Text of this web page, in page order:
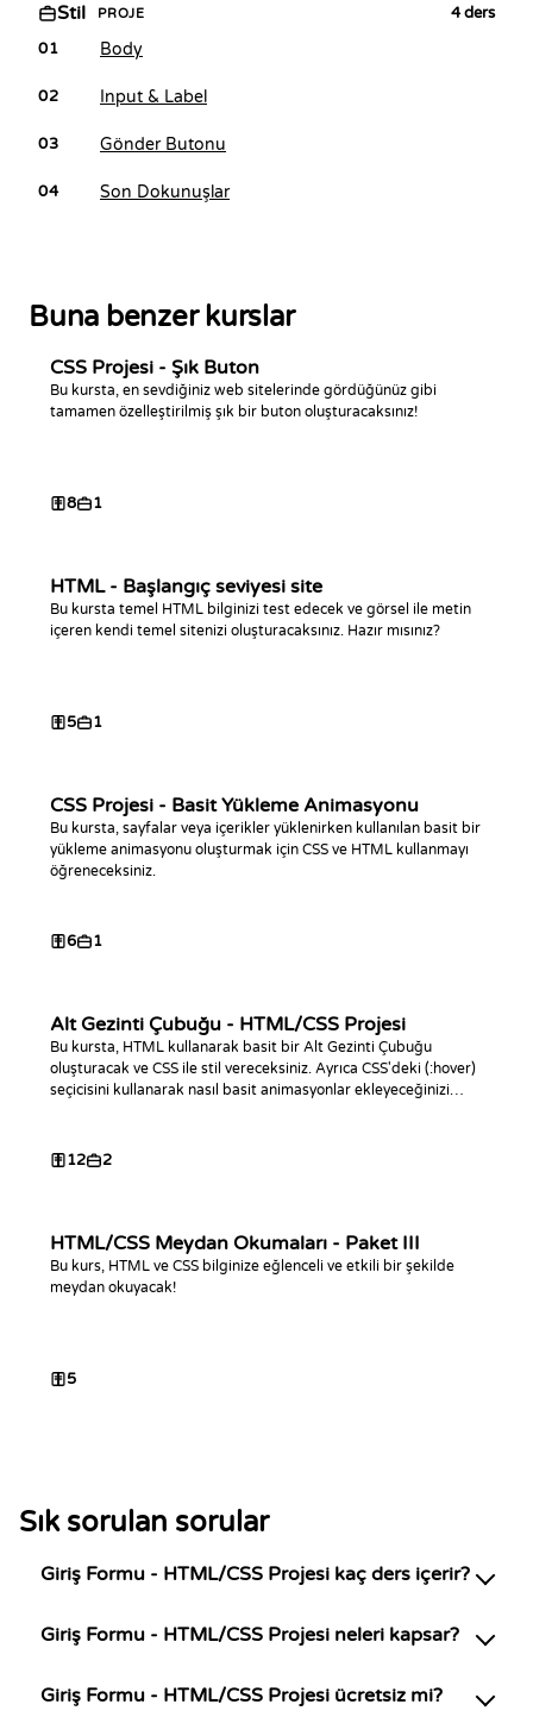
Stil PROJE 4ders
01
Body
02 Input & Label
03 Gönder Butonu
04 Son Dokunuşlar
Buna benzer kurslar
CSS Projesi - Şık Buton
Bu kursta, en sevdiğiniz web sitelerinde gördüğünüz gibi
tamamen özelleştirilmiş şık bir buton oluşturacaksınız!
8 1
HTML - Başlangıç seviyesi site
Bu kursta temel HTML bilginizi test edecek ve görsel ile metin
içeren kendi temel sitenizi oluşturacaksınız. Hazır mısınız?
5 1
CSS Projesi - Basit Yükleme Animasyonu
Bu kursta, sayfalar veya içerikler yüklenirken kullanılan basit bir
yükleme animasyonu oluşturmak için CSS ve HTML kullanmayı
öğreneceksiniz.
6 1
Alt Gezinti Çubuğu - HTML/CSS Projesi
Bu kursta, HTML kullanarak basit bir Alt Gezinti Çubuğu
oluşturacak ve CSS ile stil vereceksiniz. Ayrıca CSS'deki (:hover)
seçicisini kullanarak nasıl basit animasyonlar ekleyeceğinizi
12 2
HTML/CSS Meydan Okumaları - Paket III
Bu kurs, HTML ve CSS bilginize eğlenceli ve etkili bir şekilde
meydan okuyacak!
5
Sık sorulan sorular
Giriş Formu - HTML/CSS Projesi kaç ders içerir?
Giriş Formu - HTML/CSS Projesi neleri kapsar?
Giriş Formu - HTML/CSS Projesi ücretsiz mi?